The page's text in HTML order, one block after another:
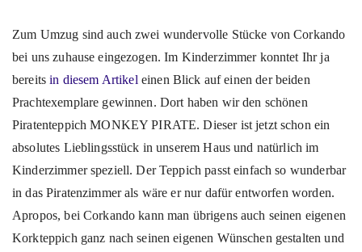
Zum Umzug sind auch zwei wundervolle Stücke von Corkando
bei uns zuhause eingezogen. Im Kinderzimmer konntet Ihr ja
bereits in diesem Artikel einen Blick auf einen der beiden
Prachtexemplare gewinnen. Dort haben wir den schönen
Piratenteppich MONKEY PIRATE. Dieser ist jetzt schon ein
absolutes Lieblingsstück in unserem Haus und natürlich im
Kinderzimmer speziell. Der Teppich passt einfach so wunderbar
in das Piratenzimmer als wäre er nur dafür entworfen worden.
Apropos, bei Corkando kann man übrigens auch seinen eigenen
Korkteppich ganz nach seinen eigenen Wünschen gestalten und